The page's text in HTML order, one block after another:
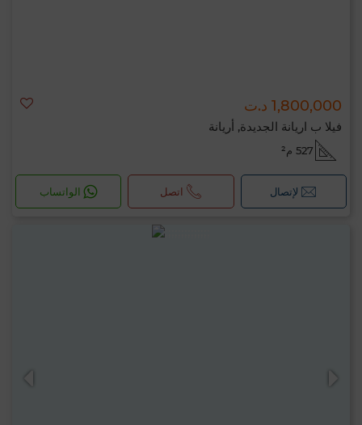
1,800,000 د.ت
فيلا ب اريانة الجديدة, أريانة
527 م²
لإتصال اتصل الواتساب